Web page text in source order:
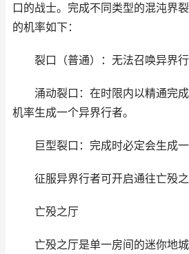
口的战士。完成不同类型的混沌界
的机率如下：
裂口（普通）：无法召唤异界行
涌动裂口：在时限内以精通完成
机率生成一个异界行者。
巨型裂口：完成时必定会生成一
征服异界行者可开启通往亡殁之
亡殁之厅
亡殁之厅是单一房间的迷你地城